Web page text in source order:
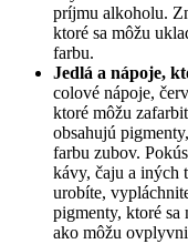
príjmu alkoholu.
ktoré sa môžu
farbu.
Jedlá a nápoje,
colové nápoje,
ktoré môžu
obsahujú
farbu zubov.
kávy, čaju a iných
urobíte,
pigmenty, ktoré
ako môžu